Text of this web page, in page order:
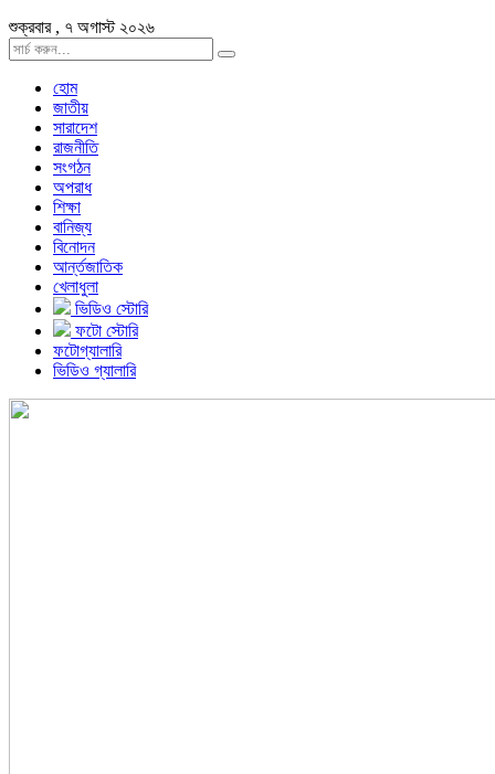
শুক্রবার , ৭ অগাস্ট ২০২৬
হোম
জাতীয়
সারাদেশ
রাজনীতি
সংগঠন
অপরাধ
শিক্ষা
বানিজ্য
বিনোদন
আর্ন্তজাতিক
খেলাধুলা
ভিডিও স্টোরি
ফটো স্টোরি
ফটোগ্যালারি
ভিডিও গ্যালারি